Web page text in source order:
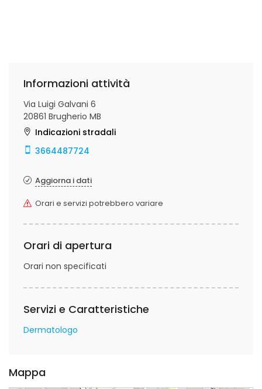
Informazioni attività
Via Luigi Galvani 6
20861 Brugherio MB
Indicazioni stradali
3664487724
Aggiorna i dati
Orari e servizi potrebbero variare
Orari di apertura
Orari non specificati
Servizi e Caratteristiche
Dermatologo
Mappa